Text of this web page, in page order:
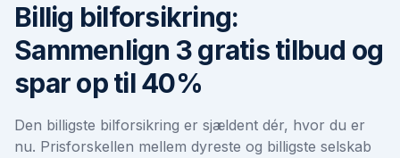
Billig bilforsikring:
Sammenlign 3 gratis tilbud og
spar op til 40%
Den billigste bilforsikring er sjældent dér, hvor du er
nu. Prisforskellen mellem dyreste og billigste selskab